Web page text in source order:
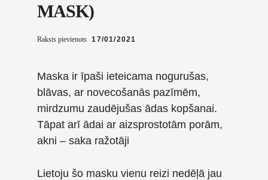
MASK)
Raksts pievienots 17/01/2021
Maska ir īpaši ieteicama nogurušas,
blāvas, ar novecošanās pazīmēm,
mirdzumu zaudējušas ādas kopšanai.
Tāpat arī ādai ar aizsprostotām porām,
akni – saka ražotāji
Lietoju šo masku vienu reizi nedēļā jau